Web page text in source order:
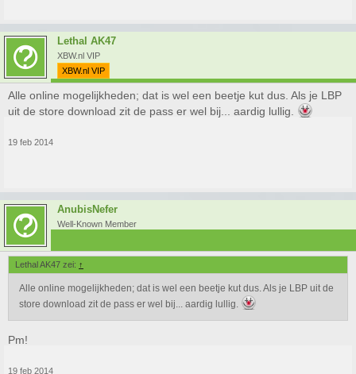
Lethal AK47
XBW.nl VIP
XBW.nl VIP
Alle online mogelijkheden; dat is wel een beetje kut dus. Als je LBP
uit de store download zit de pass er wel bij... aardig lullig.
19 feb 2014
AnubisNefer
Well-Known Member
Lethal AK47 zei: ↑
Alle online mogelijkheden; dat is wel een beetje kut dus. Als je LBP uit de
store download zit de pass er wel bij... aardig lullig.
Pm!
19 feb 2014